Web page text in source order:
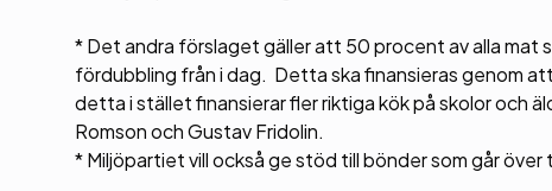
* Det andra förslaget gäller att 50 procent av alla mat
fördubbling från i dag. Detta ska finansieras genom
detta i stället finansierar fler riktiga kök på skolor och
Romson och Gustav Fridolin.
* Miljöpartiet vill också ge stöd till bönder som går